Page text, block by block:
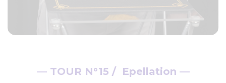
— TOUR N°15 / Epellation —